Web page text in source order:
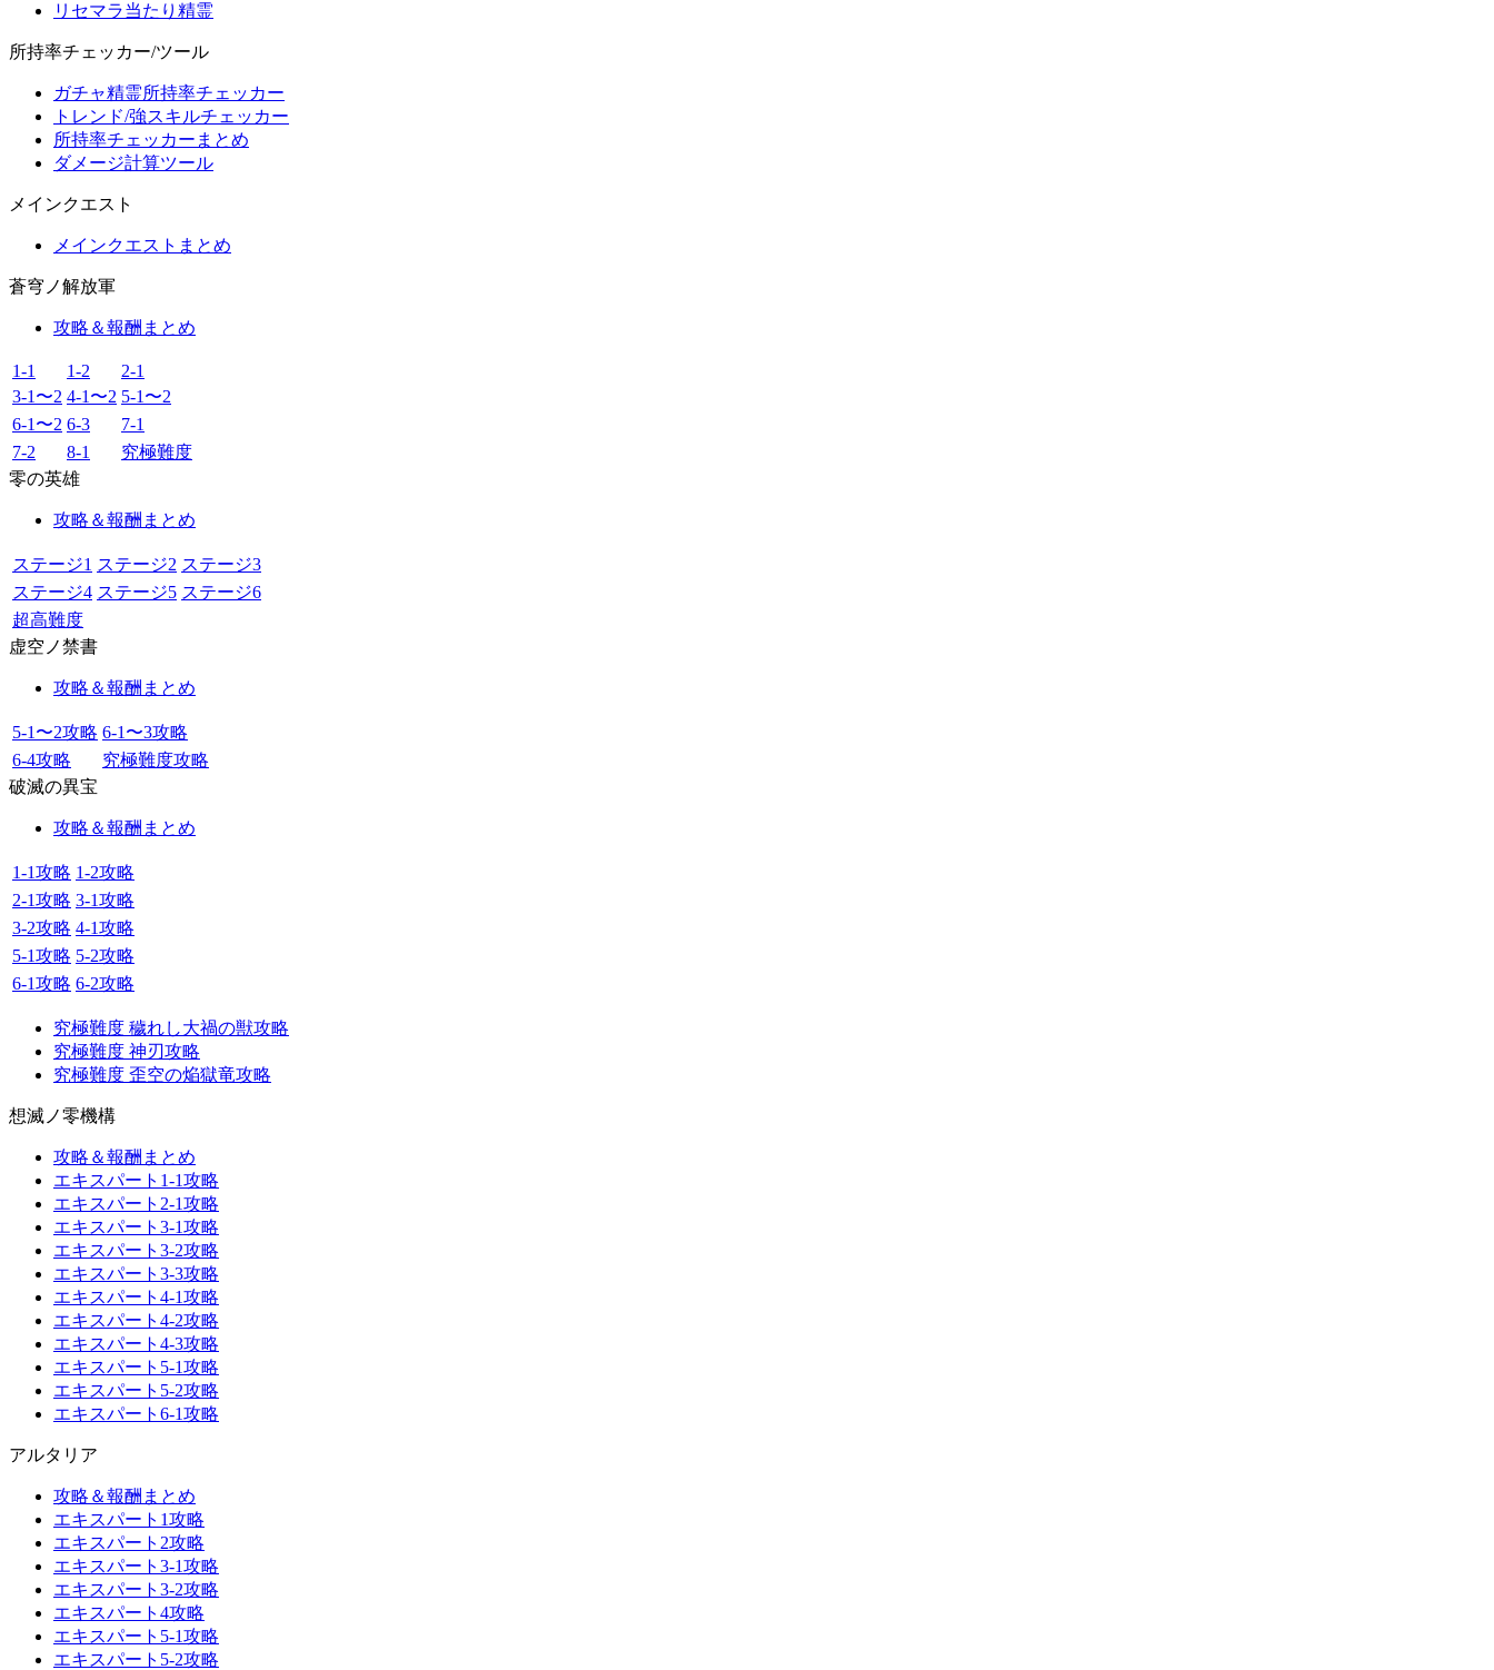
リセマラ当たり精霊
所持率チェッカー/ツール
ガチャ精霊所持率チェッカー
トレンド/強スキルチェッカー
所持率チェッカーまとめ
ダメージ計算ツール
メインクエスト
メインクエストまとめ
蒼穹ノ解放軍
攻略＆報酬まとめ
1-1 1-2
2-1
3-1〜2 4-1〜2 5-1〜2
6-1〜2 6-3
7-1
7-2
8-1
究極難度
零の英雄
攻略＆報酬まとめ
ステージ1 ステージ2 ステージ3
ステージ4 ステージ5 ステージ6
超高難度
虚空ノ禁書
攻略＆報酬まとめ
5-1〜2攻略 6-1〜3攻略
6-4攻略
究極難度攻略
破滅の異宝
攻略＆報酬まとめ
1-1攻略 1-2攻略
2-1攻略 3-1攻略
3-2攻略 4-1攻略
5-1攻略 5-2攻略
6-1攻略 6-2攻略
究極難度 穢れし大禍の獣攻略
究極難度 神刃攻略
究極難度 歪空の焔獄竜攻略
想滅ノ零機構
攻略＆報酬まとめ
エキスパート1-1攻略
エキスパート2-1攻略
エキスパート3-1攻略
エキスパート3-2攻略
エキスパート3-3攻略
エキスパート4-1攻略
エキスパート4-2攻略
エキスパート4-3攻略
エキスパート5-1攻略
エキスパート5-2攻略
エキスパート6-1攻略
アルタリア
攻略＆報酬まとめ
エキスパート1攻略
エキスパート2攻略
エキスパート3-1攻略
エキスパート3-2攻略
エキスパート4攻略
エキスパート5-1攻略
エキスパート5-2攻略